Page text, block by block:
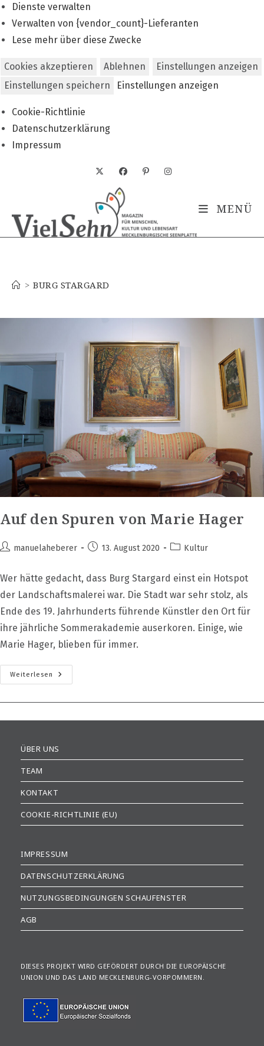
Dienste verwalten
Verwalten von {vendor_count}-Lieferanten
Lese mehr über diese Zwecke
Cookies akzeptieren Ablehnen
Einstellungen anzeigen
Einstellungen speichern
Einstellungen anzeigen
Cookie-Richtlinie
Datenschutzerklärung
Impressum
MENÜ
> BURG STARGARD
Auf den Spuren von Marie Hager
Beitrags-
manuelaheberer
Beitrag13. August 2020
Beitrags-
Kultur
Wer hätte gedacht, dass Burg Stargard einst ein Hotspot
der Landschaftsmalerei war. Die Stadt war sehr stolz, als
Ende des 19. Jahrhunderts führende Künstler den Ort für
ihre jährliche Sommerakademie auserkoren. Einige, wie
Marie Hager, blieben für immer.
Weiterlesen
Auf
Den
ÜBER UNS
TEAM
KONTAKT
COOKIE-RICHTLINIE (EU)
IMPRESSUM
DATENSCHUTZERKLÄRUNG
NUTZUNGSBEDINGUNGEN SCHAUFENSTER
AGB
DIESES PROJEKT WIRD GEFÖRDERT DURCH DIE EUROPÄISCHE
UNION UND DAS LAND MECKLENBURG-VORPOMMERN.